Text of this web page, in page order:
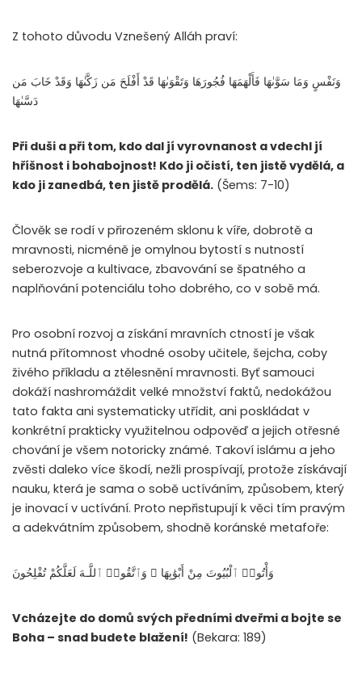
Z tohoto důvodu Vznešený Alláh praví:
وَنَفْسٍ وَمَا سَوَّىٰهَا فَأَلْهَمَهَا فُجُورَهَا وَتَقْوَىٰهَا قَدْ أَفْلَحَ مَن زَكَّىٰهَا وَقَدْ خَابَ مَن
دَسَّىٰهَا
Při duši a při tom, kdo dal jí vyrovnanost a vdechl jí
hříšnost i bohabojnost! Kdo ji očistí, ten jistě vydělá, a
kdo ji zanedbá, ten jistě prodělá. (Šems: 7-10)
Člověk se rodí v přirozeném sklonu k víře, dobrotě a
mravnosti, nicméně je omylnou bytostí s nutností
seberozvoje a kultivace, zbavování se špatného a
naplňování potenciálu toho dobrého, co v sobě má.
Pro osobní rozvoj a získání mravních ctností je však
nutná přítomnost vhodné osoby učitele, šejcha, coby
živého příkladu a ztělesnění mravnosti. Byť samouci
dokáží nashromáždit velké množství faktů, nedokážou
tato fakta ani systematicky utřídit, ani poskládat v
konkrétní prakticky využitelnou odpověď a jejich otřesné
chování je všem notoricky známé. Takoví islámu a jeho
zvěsti daleko více škodí, nežli prospívají, protože získávají
nauku, která je sama o sobě uctíváním, způsobem, který
je inovací v uctívání. Proto nepřistupují k věci tím pravým
a adekvátním způsobem, shodně koránské metafoře:
وَأْتُوا۟ ٱلْبُيُوتَ مِنْ أَبْوَٰبِهَا ۚ وَٱتَّقُوا۟ ٱللَّـهَ لَعَلَّكُمْ تُفْلِحُونَ
Vcházejte do domů svých předními dveřmi a bojte se
Boha – snad budete blažení! (Bekara: 189)